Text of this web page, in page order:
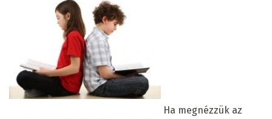
Ha megnézzük az